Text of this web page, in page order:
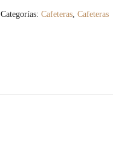
Categorías: Cafeteras, Cafeteras